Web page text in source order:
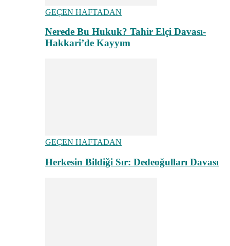
GEÇEN HAFTADAN
Nerede Bu Hukuk? Tahir Elçi Davası-
Hakkari’de Kayyım
GEÇEN HAFTADAN
Herkesin Bildiği Sır: Dedeoğulları Davası